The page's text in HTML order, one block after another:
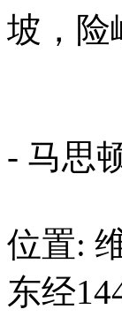
坡，险
- 马思
位置:
东经